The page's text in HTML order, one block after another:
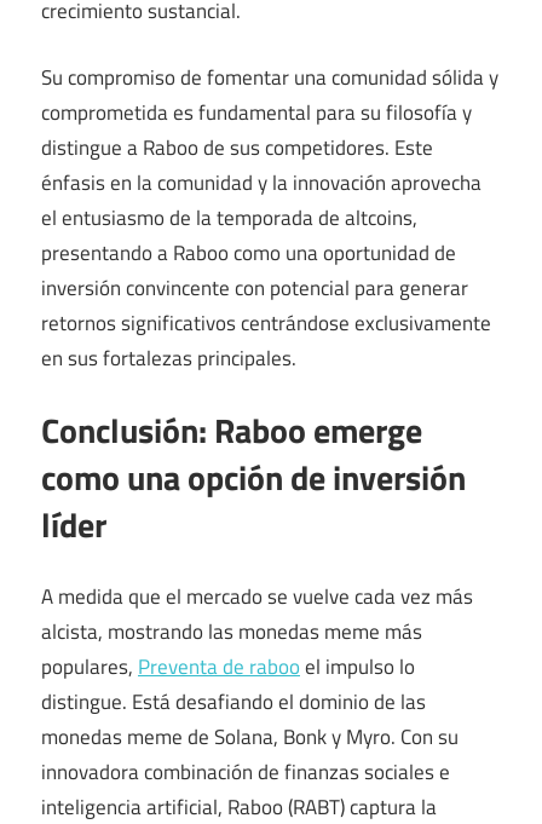
crecimiento sustancial.
Su compromiso de fomentar una comunidad sólida y
comprometida es fundamental para su filosofía y
distingue a Raboo de sus competidores. Este
énfasis en la comunidad y la innovación aprovecha
el entusiasmo de la temporada de altcoins,
presentando a Raboo como una oportunidad de
inversión convincente con potencial para generar
retornos significativos centrándose exclusivamente
en sus fortalezas principales.
Conclusión: Raboo emerge
como una opción de inversión
líder
A medida que el mercado se vuelve cada vez más
alcista, mostrando las monedas meme más
populares, Preventa de rabooel impulso lo
distingue. Está desafiando el dominio de las
monedas meme de Solana, Bonk y Myro. Con su
innovadora combinación de finanzas sociales e
inteligencia artificial, Raboo (RABT) captura la